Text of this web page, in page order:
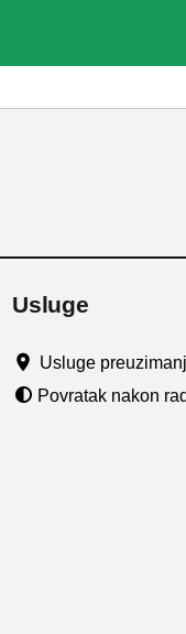
Usluge
Usluge
Povratak nakon